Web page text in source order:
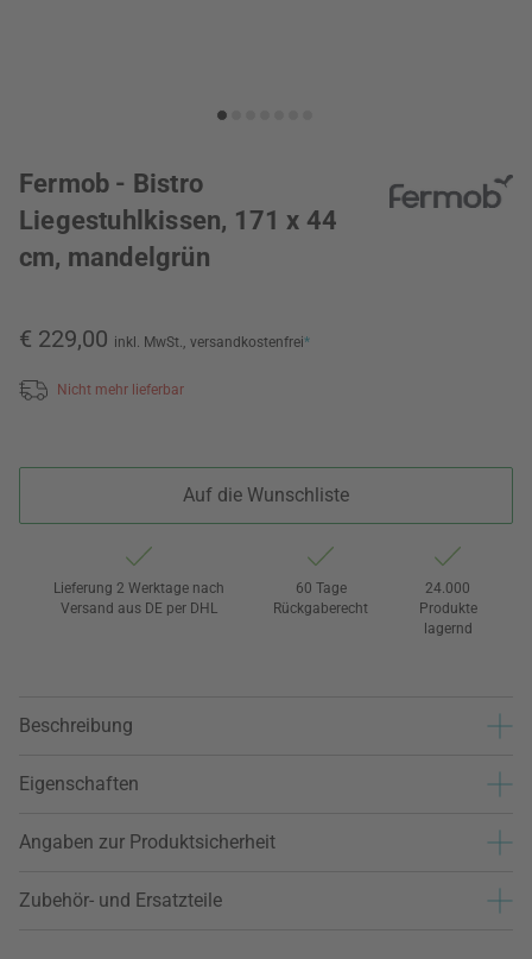
Fermob - Bistro
Liegestuhlkissen, 171 x 44
cm, mandelgrün
€ 229,00 inkl. MwSt., versandkostenfrei*
Nicht mehr lieferbar
Auf die Wunschliste
Lieferung 2 Werktage nach
Versand aus DE per DHL
60 Tage
Rückgaberecht
24.000
Produkte
lagernd
Beschreibung
Eigenschaften
Angaben zur Produktsicherheit
Zubehör- und Ersatzteile